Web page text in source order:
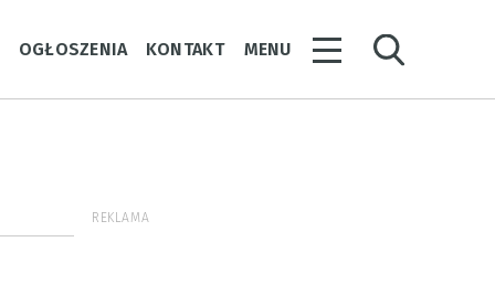
OGŁOSZENIA KONTAKT MENU
REKLAMA